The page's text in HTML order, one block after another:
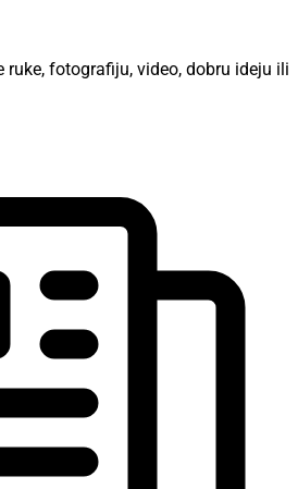
fotografiju, video, dobru ideju ili